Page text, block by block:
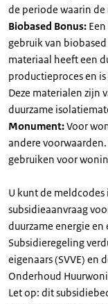
de periode waarin
Biobased Bonus:
gebruik van
materiaal heeft een
productieproces en
Deze materialen zijn
duurzame
Monument:Voor
andere
gebruiken voor
U kunt de
subsidieaanvraag
duurzame energie en
Subsidieregeling
eigenaars (SVVE) en
Onderhoud
Let op: dit